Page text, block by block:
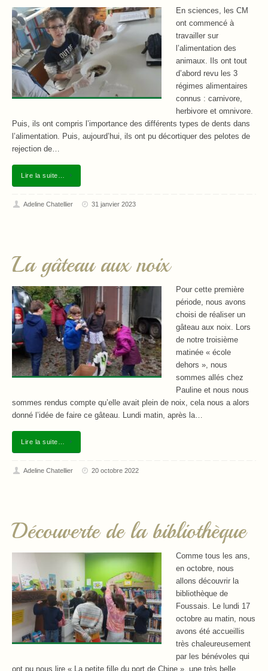
En sciences, les CM
ont commencé à
travailler sur
l’alimentation des
animaux. Ils ont tout
d’abord revu les 3
régimes alimentaires
connus : carnivore,
herbivore et omnivore.
Puis, ils ont compris l’importance des différents types de dents dans
l’alimentation. Puis, aujourd’hui, ils ont pu décortiquer des pelotes de
rejection de…
Lire la suite…
Adeline Chatellier 31 janvier 2023
La gâteau aux noix
Pour cette première
période, nous avons
choisi de réaliser un
gâteau aux noix. Lors
de notre troisième
matinée « école
dehors », nous
sommes allés chez
Pauline et nous nous
sommes rendus compte qu’elle avait plein de noix, cela nous a alors
donné l’idée de faire ce gâteau. Lundi matin, après la…
Lire la suite…
Adeline Chatellier 20 octobre 2022
Découverte de la bibliothèque
Comme tous les ans,
en octobre, nous
allons découvrir la
bibliothèque de
Foussais. Le lundi 17
octobre au matin, nous
avons été accueillis
très chaleureusement
par les bénévoles qui
ont pu nous lire « La petite fille du port de Chine », une très belle